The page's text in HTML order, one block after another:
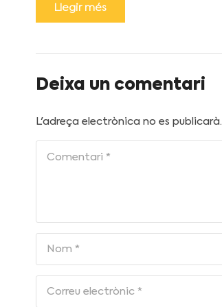
Llegir més
Deixa un comentari
L'adreça electrònica no es publicarà.